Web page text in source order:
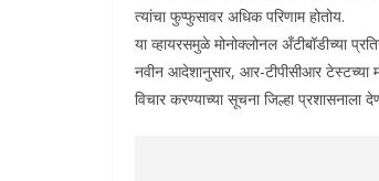
त्यांचा फुप्फुसावर अधिक परिणाम होतोय.
या व्हायरसमुळे मोनोक्लोनल अँटीबॉडीच्या
नवीन आदेशानुसार, आर-टीपीसीआर टेस्टच्या
विचार करण्याच्या सूचना जिल्हा प्रशासनाला